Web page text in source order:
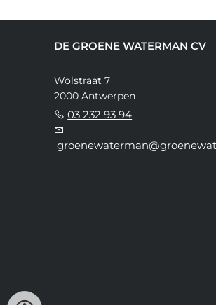
DE GROENE WATERMAN CV
Wolstraat 7
2000 Antwerpen
03 232 93 94